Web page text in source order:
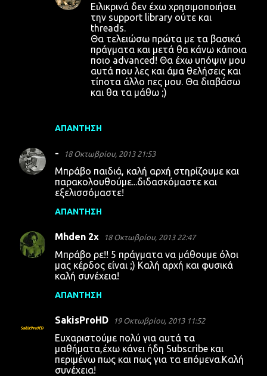
ΑΠΆΝΤΗΣΗ
Ειλικρινά δεν έχω χρησιμοποιήσει
την support library ούτε και
threads.
Θα τελειώσω πρώτα με τα βασικά
πράγματα και μετά θα κάνω κάποια
ποιο advanced! Θα έχω υπόψιν μου
αυτά που λες και άμα θελήσεις και
τίποτα άλλο πες μου. Θα διαβάσω
και θα τα μάθω ;)
- 18 Οκτωβρίου, 2013 21:53
Μπράβο παιδιά, καλή αρχή στηρίζουμε και
παρακολουθούμε...διδασκόμαστε και
εξελισσόμαστε!
ΑΠΆΝΤΗΣΗ
Mhden 2x 18 Οκτωβρίου, 2013 22:47
Μπράβο ρε!! 5 πράγματα να μάθουμε όλοι
μας κέρδος είναι ;) Καλή αρχή και φυσικά
καλή συνέχεια!
ΑΠΆΝΤΗΣΗ
SakisProHD 19 Οκτωβρίου, 2013 11:52
Ευχαριστούμε πολύ για αυτά τα
μαθήματα,έχω κάνει ήδη Subscribe και
περιμένω πως και πως για τα επόμενα.Καλή
συνέχεια!